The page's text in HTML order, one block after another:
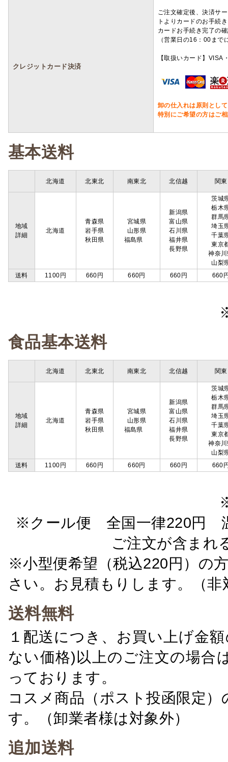
クレジットカード決済
ご注文確定後、決済サ
トよりカードのお手続
カードお手続き完了の
（営業日の16：00ま
【取扱いカード】
卸の仕入れは原則とし
特別にご希望の方はご
基本送料
北海道 北東北 南東北 北信越 関東
地域
詳細
北海道
青森県
岩手県
秋田県
宮城県
山形県
福島県
新潟県
富山県
石川県
福井県
長野県
茨城
栃木
群馬
埼玉
千葉
東京
神奈
山梨
送料
1100円 660円 660円 660円 660
食品基本送料
北海道 北東北 南東北 北信越 関東
地域
詳細
北海道
青森県
岩手県
秋田県
宮城県
山形県
福島県
新潟県
富山県
石川県
福井県
長野県
茨城
栃木
群馬
埼玉
千葉
東京
神奈
山梨
送料
1100円 660円 660円 660円 660
※クール便 全国一律220円
ご注文が含ま
※小型便希望（税込220円）の
さい。お見積もりします。（非
送料無料
１配送につき、お買い上げ金
ない価格)以上のご注文の場合
っております。
コスメ商品（ポスト投函限定
す。（卸業者様は対象外）
追加送料